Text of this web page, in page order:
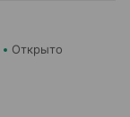
Открыто